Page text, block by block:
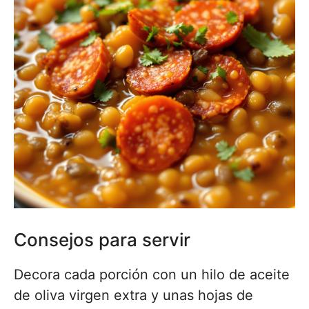
Consejos para servir
Decora cada porción con un hilo de aceite
de oliva virgen extra y unas hojas de